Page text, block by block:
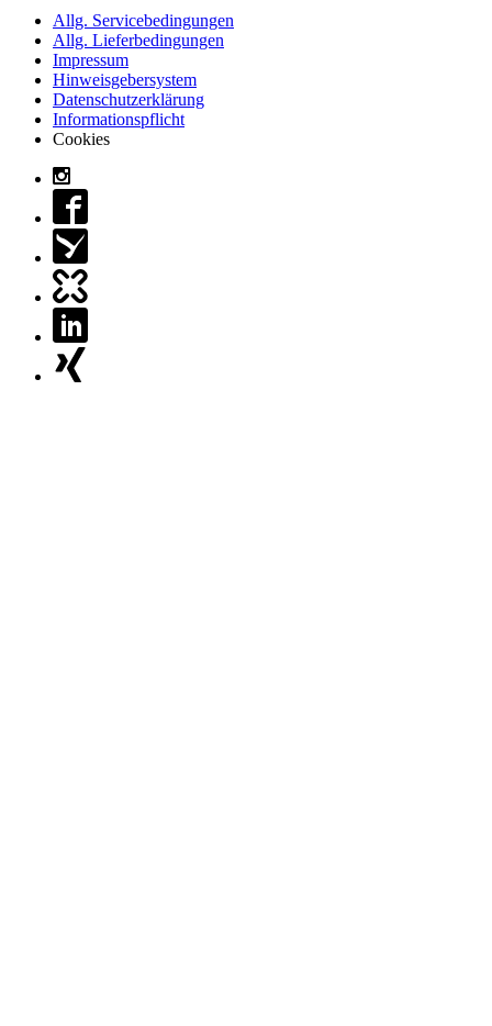
Allg. Servicebedingungen
Allg. Lieferbedingungen
Impressum
Hinweisgebersystem
Datenschutzerklärung
Informationspflicht
Cookies